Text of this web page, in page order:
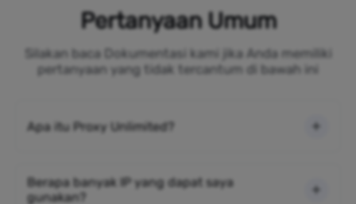
Pertanyaan Umum
Silakan baca Dokumentasi kami jika Anda memiliki
pertanyaan yang tidak tercantum di bawah ini
Apa itu Proxy Unlimited?
Berapa banyak IP yang dapat saya
gunakan?